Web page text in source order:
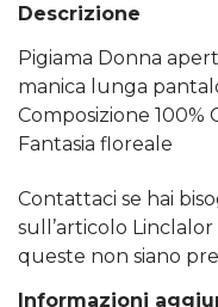
Descrizione
Pigiama Donna
manica lunga
Composizione 100%
Fantasia floreale
Contattaci se hai
sull’articolo
queste non siano
Informazioni